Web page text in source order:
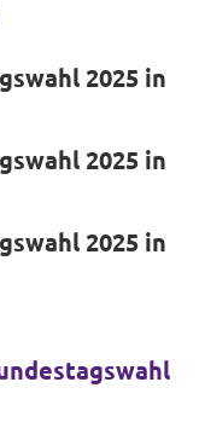
2025 in
2025 in
2025 in